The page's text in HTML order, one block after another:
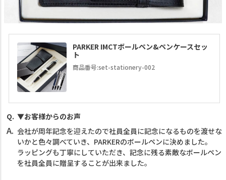
PARKER IMCTボールペン&ペンケースセッ
ト
商品番号:set-stationery-002
▼お客様からのお声
会社が周年記念を迎えたので社員全員に記念になるものを渡せな
いかと色々調べていき、PARKERのボールペンに決めました。
ラッピングも丁寧にしていただき、記念に残る素敵なボールペン
を社員全員に贈呈することが出来ました。